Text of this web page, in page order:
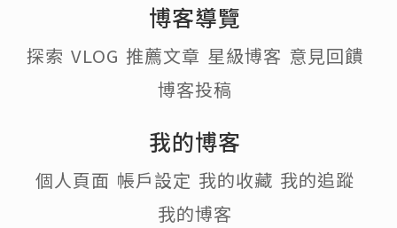
博客導覽
探索 VLOG 推薦文章 星級博客 意見回饋
博客投稿
我的博客
個人頁面 帳戶設定 我的收藏 我的追蹤
我的博客